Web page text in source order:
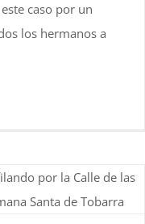
caso por un
los hermanos a